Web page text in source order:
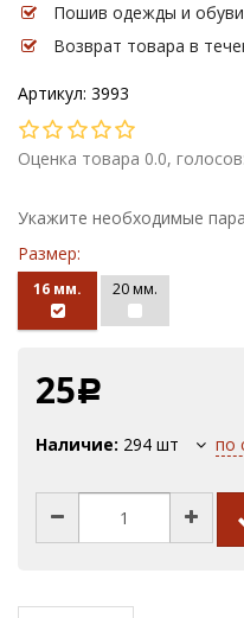
Пошив одежды и обуви
Возврат товара в
Артикул: 3993
Оценка товара 0.0,
Укажите необходимые
Размер:
16 мм. 20 мм.
25Р
Наличие: 294 шт по